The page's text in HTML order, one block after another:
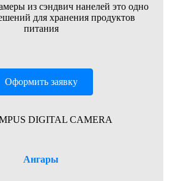
из сэндвич нанелей это одно
для хранения продуктов
питания
Оформить заявку
Ангары